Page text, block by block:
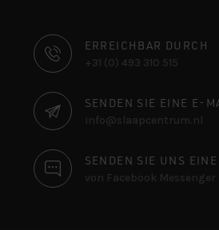
ERREICHBAR DURCH
+31 (0) 493 310 515
SENDEN SIE EINE E-
info@slaapcentrum.nl
SENDEN SIE UNS
von Facebook Messenger